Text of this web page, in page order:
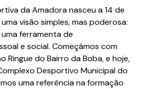
da Amadora nasceu a 14 de
visão simples, mas poderosa:
ferramenta de
e social. Começámos com
Ringue do Bairro da Boba, e hoje,
Desportivo Municipal do
uma referência na formação